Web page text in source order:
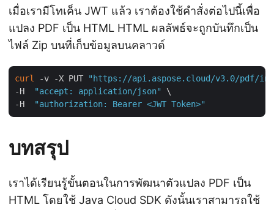
เมื่อเรามีโทเค็น JWT แล้ว เราต้องใช้คำสั่งต่อไปนี้เพื่อ
แปลง PDF เป็น HTML HTML ผลลัพธ์จะถูกบันทึกเป็น
ไฟล์ Zip บนที่เก็บข้อมูลบนคลาวด์
curl -v -X PUT
"https://api.aspose.cloud/v3.0/pdf/
-H
"accept: application/json"
\
-H
"authorization: Bearer <JWT Token>"
บทสรุป
เราได้เรียนรู้ขั้นตอนในการพัฒนาตัวแปลง PDF เป็น
HTML โดยใช้ Java Cloud SDK ดังนั้นเราสามารถใช้